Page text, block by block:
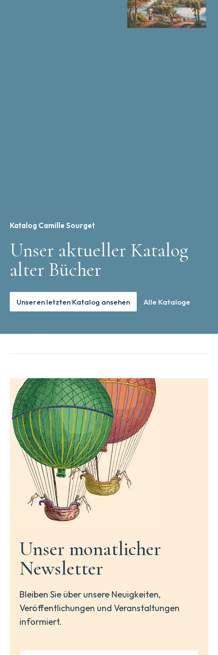
Katalog Camille Sourget
Unser aktueller Katalog
alter Bücher
Unseren letzten Katalog ansehen Alle Kataloge
Unser monatlicher
Newsletter
Bleiben Sie über unsere Neuigkeiten,
Veröffentlichungen und Veranstaltungen
informiert.